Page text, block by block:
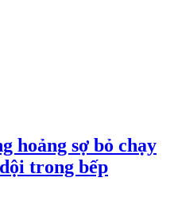
hoảng sợ bỏ chạy
trong bếp